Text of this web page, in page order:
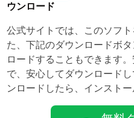
ウンロード
公式サイトでは、このソフ
た、下記のダウンロードボ
ロードすることもできます
で、安心してダウンロード
ンロードしたら、インストー